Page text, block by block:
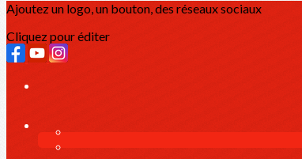
Ajoutez un logo, un bouton, des réseaux sociaux
Cliquez pour éditer